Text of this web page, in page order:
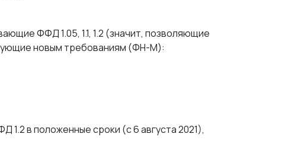
ФФД 1.05, 1.1, 1.2 (значит, позволяющие
новым требованиям (ФН-М):
в положенные сроки (с 6 августа 2021),